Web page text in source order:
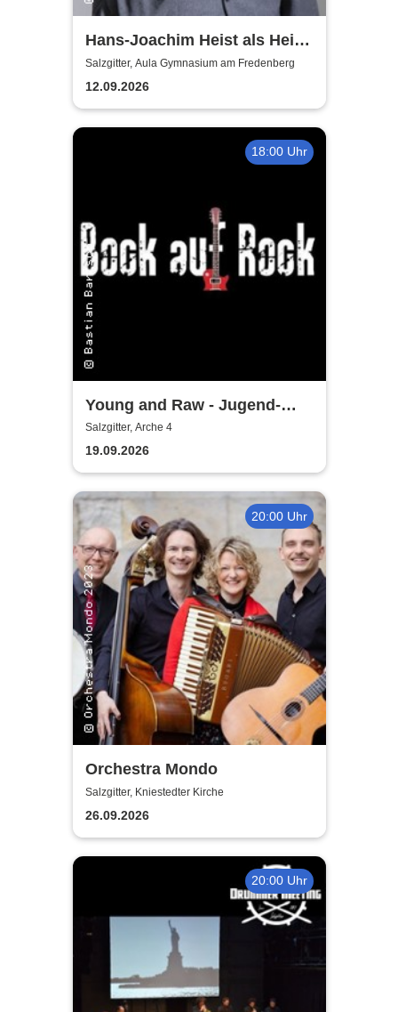
Hans-Joachim Heist als Heinz
Erhard - Noch'n Gedicht
Salzgitter, Aula Gymnasium am Fredenberg
12.09.2026
18:00 Uhr
Young and Raw - Jugend-
Konzert
Salzgitter, Arche 4
19.09.2026
20:00 Uhr
Orchestra Mondo
Salzgitter, Kniestedter Kirche
26.09.2026
20:00 Uhr